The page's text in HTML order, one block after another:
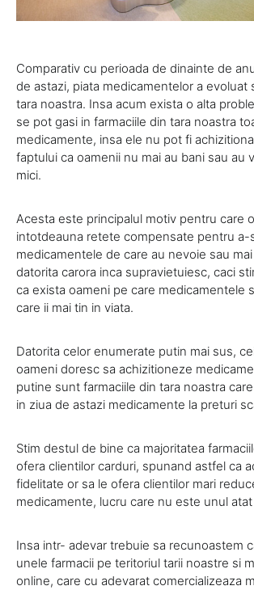
Comparativ cu perioada de dinainte de
de astazi, piata medicamentelor a evoluat
tara noastra. Insa acum exista o alta
se pot gasi in farmaciile din tara noastra
medicamente, insa ele nu pot fi
faptului ca oamenii nu mai au bani sau au
mici.
Acesta este principalul motiv pentru care
intotdeauna retete compensate pentru a-
medicamentele de care au nevoie sau
datorita carora inca supravietuiesc, caci
ca exista oameni pe care medicamentele
care ii mai tin in viata.
Datorita celor enumerate putin mai sus,
oameni doresc sa achizitioneze
putine sunt farmaciile din tara noastra
in ziua de astazi medicamente la preturi
Stim destul de bine ca majoritatea
ofera clientilor carduri, spunand astfel ca
fidelitate or sa le ofera clientilor mari
medicamente, lucru care nu este unul
Insa intr- adevar trebuie sa recunoastem
unele farmacii pe teritoriul tarii noastre si
online, care cu adevarat comercializeaza